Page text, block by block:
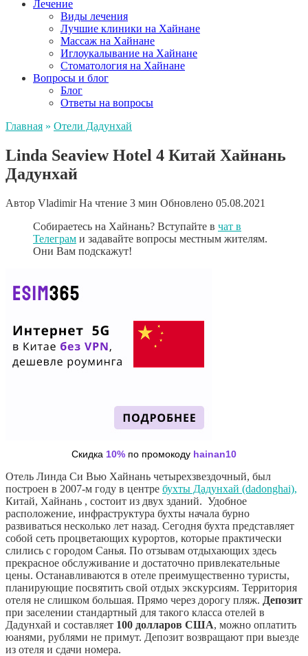
Лечение
Виды лечения
Лучшие клиники на Хайнане
Массаж на Хайнане
Иглоукалывание на Хайнане
Стоматология на Хайнане
Вопросы и блог
Блог
Ответы на вопросы
Главная » Отели Дадунхай
Linda Seaview Hotel 4 Китай Хайнань
Дадунхай
Автор Vladimir На чтение 3 мин Обновлено 05.08.2021
Собираетесь на Хайнань? Вступайте в чат в
Телеграм и задавайте вопросы местным жителям.
Они Вам подскажут!
Скидка 10% по промокоду hainan10
Отель Линда Си Вью Хайнань четырехзвездочный, был
построен в 2007-м году в центре бухты Дадунхай (dadonghai),
Китай, Хайнань , состоит из двух зданий. Удобное
расположение, инфраструктура бухты начала бурно
развиваться несколько лет назад. Сегодня бухта представляет
собой сеть процветающих курортов, которые практически
слились с городом Санья. По отзывам отдыхающих здесь
прекрасное обслуживание и достаточно привлекательные
цены. Останавливаются в отеле преимущественно туристы,
планирующие посвятить свой отдых экскурсиям. Территория
отеля не слишком большая. Прямо через дорогу пляж. Депозит
при заселении стандартный для такого класса отелей в
Дадунхай и составляет 100 долларов США, можно оплатить
юанями, рублями не примут. Депозит возвращают при выезде
из отеля и сдачи номера.